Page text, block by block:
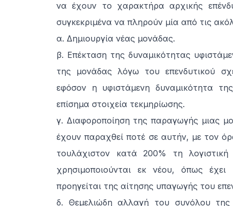
να έχουν το χαρακτήρα αρχικής
συγκεκριμένα να πληρούν μία από τις
α. Δημιουργία νέας μονάδας.
β. Επέκταση της δυναμικότητας
της μονάδας λόγω του επενδυτικού
εφόσον η υφιστάμενη δυναμικότητα
επίσημα στοιχεία τεκμηρίωσης.
γ. Διαφοροποίηση της παραγωγής μιας
έχουν παραχθεί ποτέ σε αυτήν, με τον
τουλάχιστον κατά 200% τη
χρησιμοποιούνται εκ νέου, όπως
προηγείται της αίτησης υπαγωγής του
δ. Θεμελιώδη αλλαγή του συνόλου της